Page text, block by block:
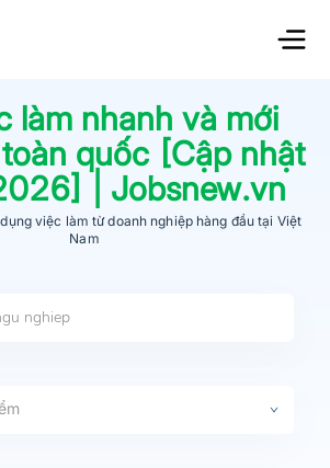
làm nhanh và mới
quốc [Cập nhật
] | Jobsnew.vn
việc làm từdoanh nghiệp hàng đầu tại Việt
Nam